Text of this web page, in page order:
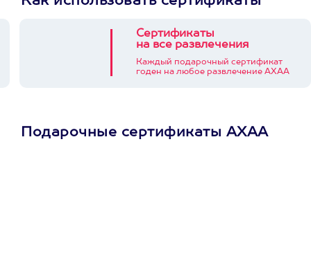
Сертификаты
на все развлечения
Каждый подарочный сертификат
годен на любое развлечение АХАА
Подарочные сертификаты АХАА